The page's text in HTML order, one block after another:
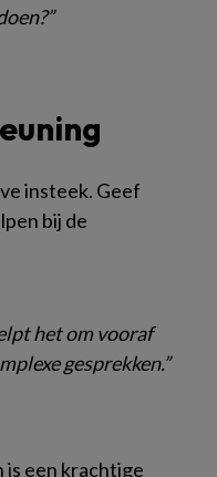
insteek. Geef
bij de
het om vooraf
gesprekken.”
een krachtige